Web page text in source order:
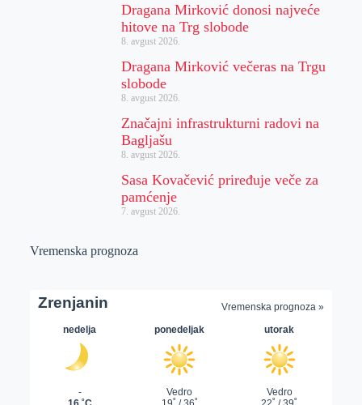
Dragana Mirković donosi najveće
hitove na Trg slobode
8. avgust 2026.
Dragana Mirković večeras na Trgu
slobode
8. avgust 2026.
Značajni infrastrukturni radovi na
Bagljašu
8. avgust 2026.
Sasa Kovačević priređuje veče za
pamćenje
7. avgust 2026.
Vremenska prognoza